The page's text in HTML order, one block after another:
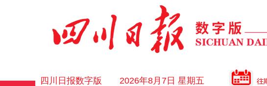
四川日报数字版 2026年8月7日 星期五